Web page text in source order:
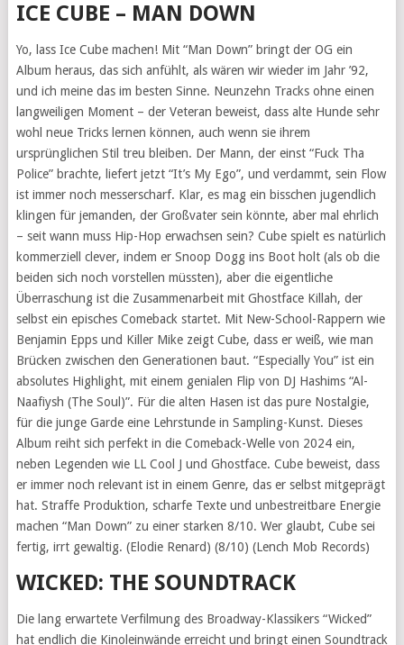
ICE CUBE – MAN DOWN
Yo, lass Ice Cube machen! Mit “Man Down” bringt der OG ein
Album heraus, das sich anfühlt, als wären wir wieder im Jahr ’92,
und ich meine das im besten Sinne. Neunzehn Tracks ohne einen
langweiligen Moment – der Veteran beweist, dass alte Hunde sehr
wohl neue Tricks lernen können, auch wenn sie ihrem
ursprünglichen Stil treu bleiben. Der Mann, der einst “Fuck Tha
Police” brachte, liefert jetzt “It’s My Ego”, und verdammt, sein Flow
ist immer noch messerscharf. Klar, es mag ein bisschen jugendlich
klingen für jemanden, der Großvater sein könnte, aber mal ehrlich
– seit wann muss Hip-Hop erwachsen sein? Cube spielt es natürlich
kommerziell clever, indem er Snoop Dogg ins Boot holt (als ob die
beiden sich noch vorstellen müssten), aber die eigentliche
Überraschung ist die Zusammenarbeit mit Ghostface Killah, der
selbst ein episches Comeback startet. Mit New-School-Rappern wie
Benjamin Epps und Killer Mike zeigt Cube, dass er weiß, wie man
Brücken zwischen den Generationen baut. “Especially You” ist ein
absolutes Highlight, mit einem genialen Flip von DJ Hashims “Al-
Naafiysh (The Soul)”. Für die alten Hasen ist das pure Nostalgie,
für die junge Garde eine Lehrstunde in Sampling-Kunst. Dieses
Album reiht sich perfekt in die Comeback-Welle von 2024 ein,
neben Legenden wie LL Cool J und Ghostface. Cube beweist, dass
er immer noch relevant ist in einem Genre, das er selbst mitgeprägt
hat. Straffe Produktion, scharfe Texte und unbestreitbare Energie
machen “Man Down” zu einer starken 8/10. Wer glaubt, Cube sei
fertig, irrt gewaltig. (Elodie Renard) (8/10) (Lench Mob Records)
WICKED: THE SOUNDTRACK
Die lang erwartete Verfilmung des Broadway-Klassikers “Wicked”
hat endlich die Kinoleinwände erreicht und bringt einen Soundtrack